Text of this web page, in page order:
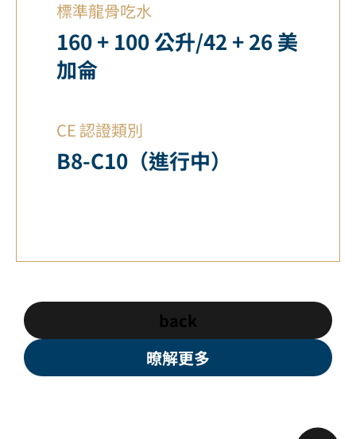
標準龍骨吃水
160 + 100 公升/42 + 26 美
加侖
CE 認證類別
B8-C10（進行中）
back
暸解更多